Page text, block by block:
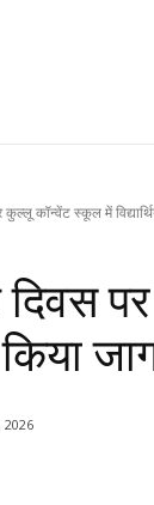
कुल्लू कॉन्वेंट स्कूल में
दिवस
किया
2026